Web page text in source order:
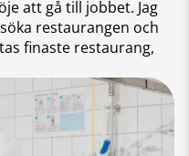
att gå till jobbet. Jag
restaurangen och
finaste restaurang,